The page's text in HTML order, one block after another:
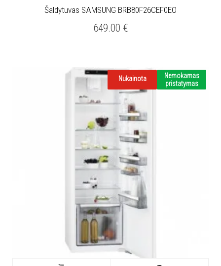
Šaldytuvas SAMSUNG BRB80F26CEF0EO
649.00 €
Nukainota
Nemokamas
pristatymas
Neturime